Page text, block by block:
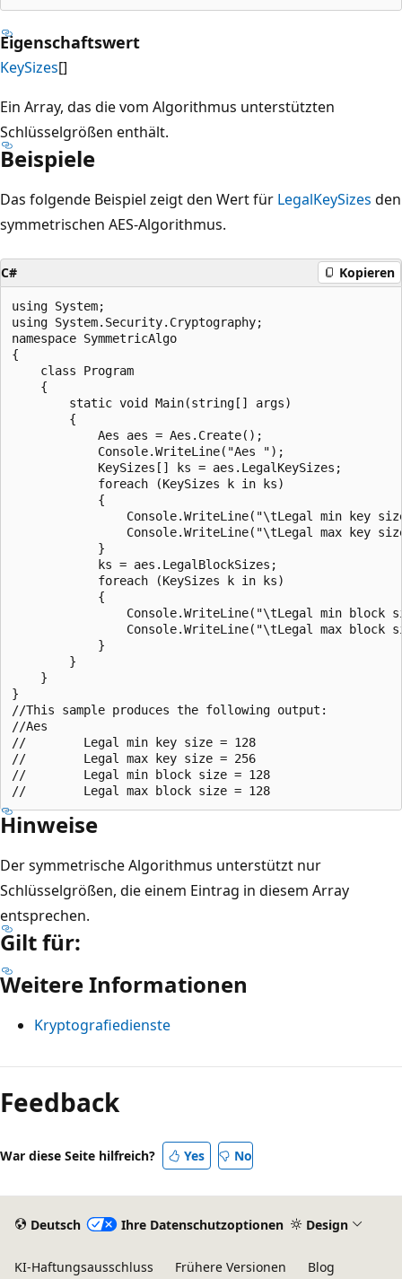
Eigenschaftswert
KeySizes[]
Ein Array, das die vom Algorithmus unterstützten
Schlüsselgrößen enthält.
Beispiele
Das folgende Beispiel zeigt den Wert für LegalKeySizes den
symmetrischen AES-Algorithmus.
C# Kopieren
using System;
using System.Security.Cryptography;
namespace SymmetricAlgo
{
    class Program
    {
        static void Main(string[] args)
        {
            Aes aes = Aes.Create();
            Console.WriteLine("Aes ");
            KeySizes[] ks = aes.LegalKeySizes;
            foreach (KeySizes k in ks)
            {
Console.WriteLine("\tLegal min key
Console.WriteLine("\tLegal max key
            }
            ks = aes.LegalBlockSizes;
            foreach (KeySizes k in ks)
            {
Console.WriteLine("\tLegal min block
Console.WriteLine("\tLegal max block
            }
        }
    }
}
//This sample produces the following output:
//Aes
//        Legal min key size = 128
//        Legal max key size = 256
//        Legal min block size = 128
Hinweise
Der symmetrische Algorithmus unterstützt nur
Schlüsselgrößen, die einem Eintrag in diesem Array
entsprechen.
Gilt für:
Weitere Informationen
Kryptografiedienste
Lesemodus
deaktiviert
Feedback
War diese Seite hilfreich? Yes No
Deutsch Ihre Datenschutzoptionen Design
KI-Haftungsausschluss Frühere Versionen Blog